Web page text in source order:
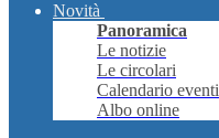
Novità
Panoramica
Le notizie
Le circolari
Calendario eventi
Albo online